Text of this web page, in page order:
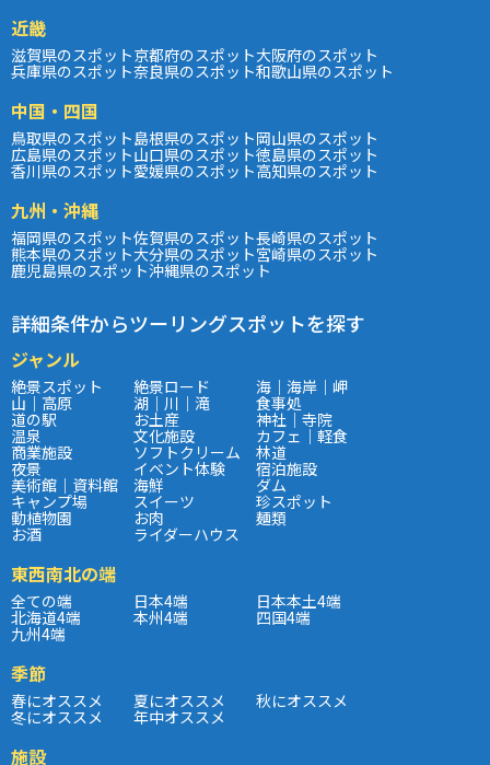
近畿
滋賀県のスポット京都府のスポット大阪府のスポット
兵庫県のスポット奈良県のスポット和歌山県のスポット
中国・四国
鳥取県のスポット島根県のスポット岡山県のスポット
広島県のスポット山口県のスポット徳島県のスポット
香川県のスポット愛媛県のスポット高知県のスポット
九州・沖縄
福岡県のスポット佐賀県のスポット長崎県のスポット
熊本県のスポット大分県のスポット宮崎県のスポット
鹿児島県のスポット沖縄県のスポット
詳細条件からツーリングスポットを探す
ジャンル
絶景スポット 絶景ロード 海｜海岸｜岬
山｜高原 湖｜川｜滝 食事処
道の駅 お土産 神社｜寺院
温泉 文化施設 カフェ｜軽食
商業施設 ソフトクリーム 林道
夜景 イベント体験 宿泊施設
美術館｜資料館 海鮮 ダム
キャンプ場 スイーツ 珍スポット
動植物園 お肉 麺類
お酒 ライダーハウス
東西南北の端
全ての端 日本4端 日本本土4端
北海道4端 本州4端 四国4端
九州4端
季節
春にオススメ 夏にオススメ 秋にオススメ
冬にオススメ 年中オススメ
施設